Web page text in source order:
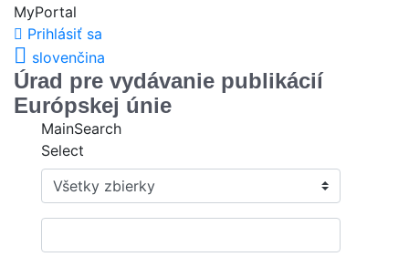
MyPortal
Prihlásiť sa
slovenčina
Úrad pre vydávanie publikácií
Európskej únie
MainSearch
Select